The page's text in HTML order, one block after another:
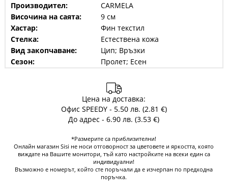
Производител:
CARMELA
Височина на саята:
9 см
Хастар:
Фин текстил
Стелка:
Естествена кожа
Вид закопчаване:
Цип; Връзки
Сезон:
Пролет; Есен
Цена на доставка:
Офис SPEEDY - 5.50 лв. (2.81 €)
До адрес - 6.90 лв. (3.53 €)
*Размерите са приблизителни!
Онлайн магазин Sisi не носи отговорност за цветовете и яркостта, която
виждате на Вашите монитори, тъй като настройките на всеки един са
индивидуални!
Възможно е номерът, който сте поръчали да е изчерпан по предходна
поръчка.